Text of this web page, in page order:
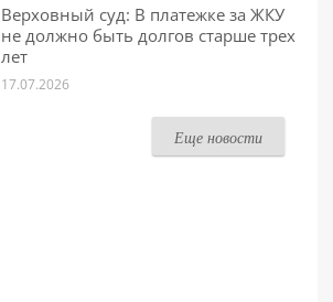
Верховный суд: В платежке за ЖКУ
не должно быть долгов старше трех
лет
17.07.2026
Еще новости